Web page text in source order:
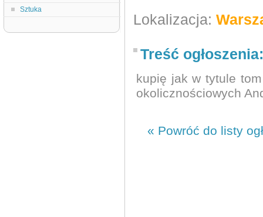
Sztuka
Lokalizacja:
Treść ogłoszenia:
kupię jak w tytule
okolicznościowych
« Powróć do listy